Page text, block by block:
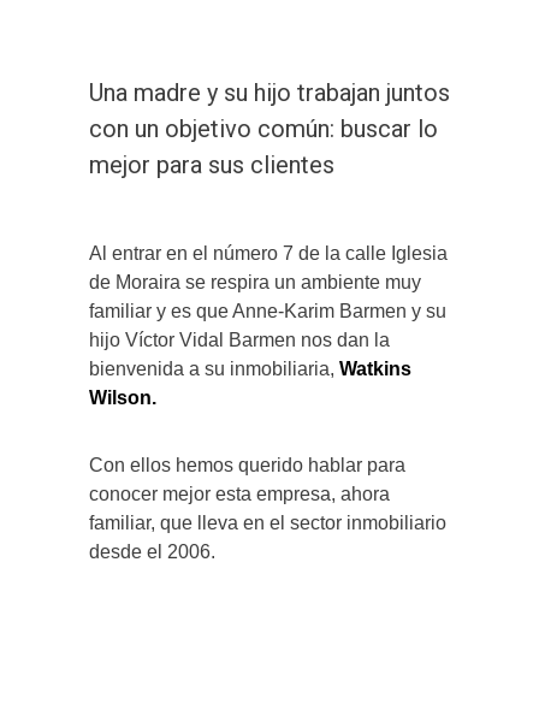
Una madre y su hijo trabajan juntos
con un objetivo común: buscar lo
mejor para sus clientes
Al entrar en el número 7 de la calle Iglesia
de Moraira se respira un ambiente muy
familiar y es que Anne-Karim Barmen y su
hijo Víctor Vidal Barmen nos dan la
bienvenida a su inmobiliaria, Watkins
Wilson.
Con ellos hemos querido hablar para
conocer mejor esta empresa, ahora
familiar, que lleva en el sector inmobiliario
desde el 2006.